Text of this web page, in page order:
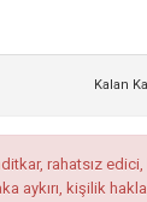
Kalan
rahatsız edici,
aykırı, kişilik